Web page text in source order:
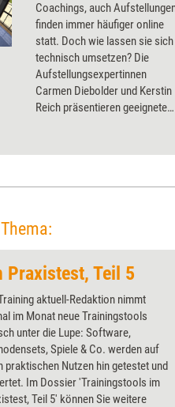
Coachings, auch
finden immer häufiger online
statt. Doch wie lassen sie sich
technisch umsetzen? Die
Aufstellungsexpertinnen
Carmen Diebolder und Kerstin
Reich präsentieren geeignete
Figuren, die per
übertragen wird, bis zur
Teil 5
aktuell-Redaktion nimmt
im Monat neue Trainingstools
unter die Lupe: Software,
Spiele & Co. werden auf
praktischen Nutzen hin getestet und
Im Dossier 'Trainingstools im
Teil 5' können Sie weitere